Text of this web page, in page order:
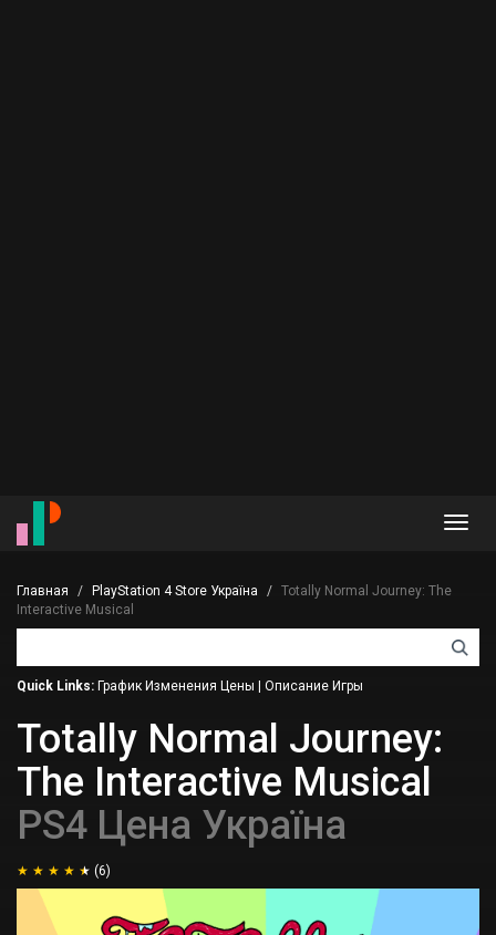
Главная PlayStation 4 Store Україна
Totally Normal Journey: The
Interactive Musical
Quick Links: График Изменения Цены Описание Игры
Totally Normal Journey:
The Interactive Musical
PS4 Цена Україна
(6)